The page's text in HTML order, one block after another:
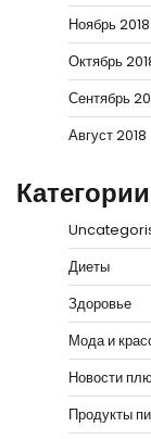
Ноябрь 2018
Октябрь
Сентябрь
Август 2018
Категории
Диеты
Здоровье
Мода и
Новости
Продукты